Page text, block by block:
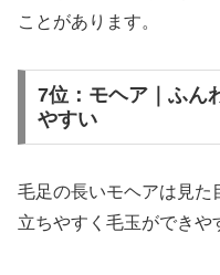
ことがあります。
7位：モヘア｜ふん
やすい
毛足の長いモヘアは見た
立ちやすく毛玉ができや